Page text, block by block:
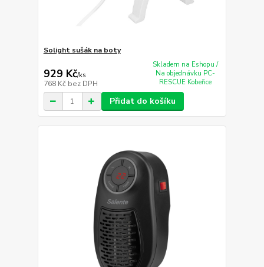
Solight sušák na boty
929 Kč/ks
768 Kč bez DPH
Skladem na Eshopu /
Na objednávku PC-
RESCUE Kobeřice
Přidat do košíku